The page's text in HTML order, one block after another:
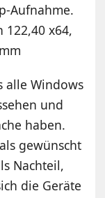
Aufnahme.
122,40 x64,
alle Windows
und
haben.
gewünscht
Nachteil,
die Geräte